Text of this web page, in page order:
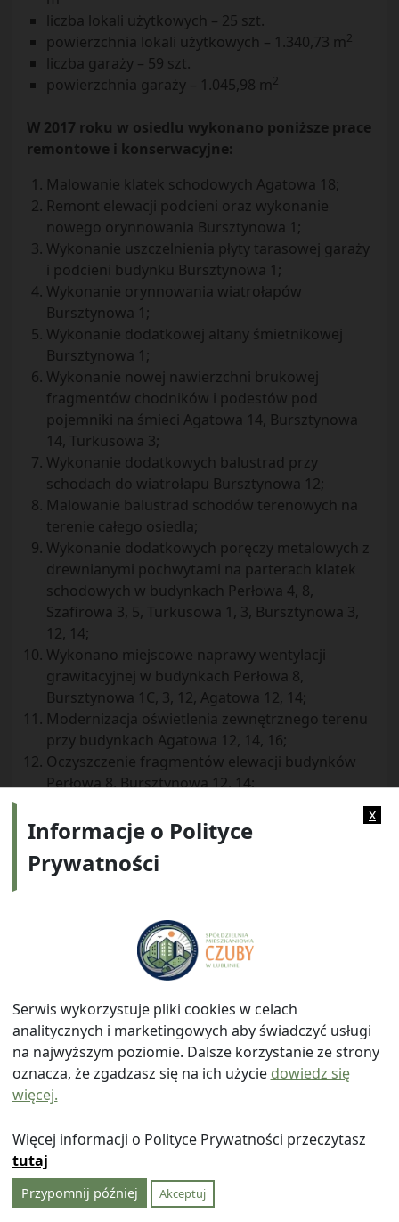
liczba lokali użytkowych – 25 szt.
powierzchnia lokali użytkowych – 1.340,73 m2
liczba garaży – 59 szt.
powierzchnia garaży – 1.045,98 m2
W 2017 roku w osiedlu wykonano poniższe prace
remontowe i konserwacyjne:
Malowanie klatek schodowych Agatowa 18;
Remont elewacji podcieni oraz wykonanie
nowego orynnowania Bursztynowa 1;
Wykonanie uszczelnienia płyty tarasowej garaży
i podcieni budynku Bursztynowa 1;
Wykonanie orynnowania wiatrołapów
Bursztynowa 1;
Wykonanie dodatkowej altany śmietnikowej
Bursztynowa 1;
Wykonanie nowej nawierzchni brukowej
fragmentów chodników i podestów pod
pojemniki na śmieci Agatowa 14, Bursztynowa
14, Turkusowa 3;
Wykonanie dodatkowych balustrad przy
schodach do wiatrołapu Bursztynowa 12;
Malowanie balustrad schodów terenowych na
terenie całego osiedla;
Wykonanie dodatkowych poręczy metalowych z
drewnianymi pochwytami na parterach klatek
schodowych w budynkach Perłowa 4, 8,
Szafirowa 3, 5, Turkusowa 1, 3, Bursztynowa 3,
12, 14;
Wykonano miejscowe naprawy wentylacji
grawitacyjnej w budynkach Perłowa 8,
Bursztynowa 1C, 3, 12, Agatowa 12, 14;
Modernizacja oświetlenia zewnętrznego terenu
przy budynkach Agatowa 12, 14, 16;
Oczyszczenie fragmentów elewacji budynków
Perłowa 8, Bursztynowa 12, 14;
Przegląd instalacji gazowo-wentylacyjnej we
wszystkich budynkach osiedla.
Zasoby (nieruchomości niemieszkaniowe):
liczba lokali użytkowych – 44 szt.
powierzchnia lokali użytkowych – 4.849,94 m
powierzchnia dzierżawy terenu – 25.139,09 m
W 2017 roku w budynkach i na terenie
stanowiących mienie Spółdzielni wykonano
poniższe prace remontowe i konserwacyjne o
Remont nawierzchni ulic, placów, chodników i
placów w osiedlach Skarpa, Ruta, Łęgi i Widok,
w tym remont miejsc postojowych w Osiedlu
Skarpa przy ul. Gościnnej;
x
Informacje o Polityce
Prywatności
Serwis wykorzystuje pliki cookies w celach
analitycznych i marketingowych aby świadczyć usługi
na najwyższym poziomie. Dalsze korzystanie ze strony
oznacza, że zgadzasz się na ich użycie dowiedz się
więcej.
Więcej informacji o Polityce Prywatności przeczytasz
tutaj
Przypomnij później Akceptuj